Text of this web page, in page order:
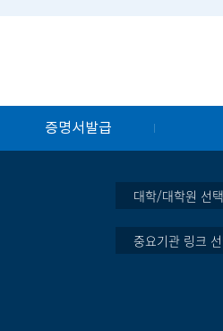
증명서발급
대학/대학원 선택
중요기관 링크